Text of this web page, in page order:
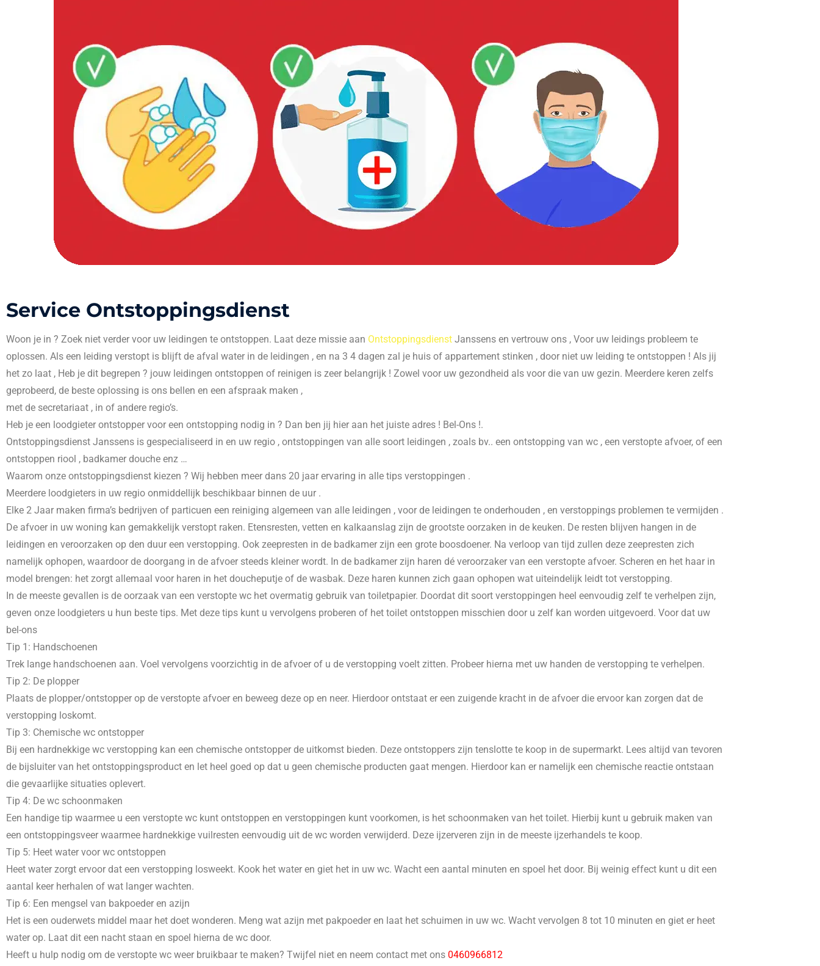
Service Ontstoppingsdienst
Woon je in ? Zoek niet verder voor uw leidingen te ontstoppen. Laat deze missie aan Ontstoppingsdienst Janssens en vertrouw ons , Voor uw leidings probleem te
oplossen. Als een leiding verstopt is blijft de afval water in de leidingen , en na 3 4 dagen zal je huis of appartement stinken , door niet uw leiding te ontstoppen ! Als jij
het zo laat , Heb je dit begrepen ? jouw leidingen ontstoppen of reinigen is zeer belangrijk ! Zowel voor uw gezondheid als voor die van uw gezin. Meerdere keren zelfs
geprobeerd, de beste oplossing is ons bellen en een afspraak maken ,
met de secretariaat , in of andere regio’s.
Heb je een loodgieter ontstopper voor een ontstopping nodig in ? Dan ben jij hier aan het juiste adres ! Bel-Ons !.
Ontstoppingsdienst Janssens is gespecialiseerd in en uw regio , ontstoppingen van alle soort leidingen , zoals bv.. een ontstopping van wc , een verstopte afvoer, of een
ontstoppen riool , badkamer douche enz …
Waarom onze ontstoppingsdienst kiezen ? Wij hebben meer dans 20 jaar ervaring in alle tips verstoppingen .
Meerdere loodgieters in uw regio onmiddellijk beschikbaar binnen de uur .
Elke 2 Jaar maken firma’s bedrijven of particuen een reiniging algemeen van alle leidingen , voor de leidingen te onderhouden , en verstoppings problemen te vermijden .
De afvoer in uw woning kan gemakkelijk verstopt raken. Etensresten, vetten en kalkaanslag zijn de grootste oorzaken in de keuken. De resten blijven hangen in de
leidingen en veroorzaken op den duur een verstopping. Ook zeepresten in de badkamer zijn een grote boosdoener. Na verloop van tijd zullen deze zeepresten zich
namelijk ophopen, waardoor de doorgang in de afvoer steeds kleiner wordt. In de badkamer zijn haren dé veroorzaker van een verstopte afvoer. Scheren en het haar in
model brengen: het zorgt allemaal voor haren in het doucheputje of de wasbak. Deze haren kunnen zich gaan ophopen wat uiteindelijk leidt tot verstopping.
In de meeste gevallen is de oorzaak van een verstopte wc het overmatig gebruik van toiletpapier. Doordat dit soort verstoppingen heel eenvoudig zelf te verhelpen zijn,
geven onze loodgieters u hun beste tips. Met deze tips kunt u vervolgens proberen of het toilet ontstoppen misschien door u zelf kan worden uitgevoerd. Voor dat uw
bel-ons
Tip 1: Handschoenen
Trek lange handschoenen aan. Voel vervolgens voorzichtig in de afvoer of u de verstopping voelt zitten. Probeer hierna met uw handen de verstopping te verhelpen.
Tip 2: De plopper
Plaats de plopper/ontstopper op de verstopte afvoer en beweeg deze op en neer. Hierdoor ontstaat er een zuigende kracht in de afvoer die ervoor kan zorgen dat de
verstopping loskomt.
Tip 3: Chemische wc ontstopper
Bij een hardnekkige wc verstopping kan een chemische ontstopper de uitkomst bieden. Deze ontstoppers zijn tenslotte te koop in de supermarkt. Lees altijd van tevoren
de bijsluiter van het ontstoppingsproduct en let heel goed op dat u geen chemische producten gaat mengen. Hierdoor kan er namelijk een chemische reactie ontstaan
die gevaarlijke situaties oplevert.
Tip 4: De wc schoonmaken
Een handige tip waarmee u een verstopte wc kunt ontstoppen en verstoppingen kunt voorkomen, is het schoonmaken van het toilet. Hierbij kunt u gebruik maken van
een ontstoppingsveer waarmee hardnekkige vuilresten eenvoudig uit de wc worden verwijderd. Deze ijzerveren zijn in de meeste ijzerhandels te koop.
Tip 5: Heet water voor wc ontstoppen
Heet water zorgt ervoor dat een verstopping losweekt. Kook het water en giet het in uw wc. Wacht een aantal minuten en spoel het door. Bij weinig effect kunt u dit een
aantal keer herhalen of wat langer wachten.
Tip 6: Een mengsel van bakpoeder en azijn
Het is een ouderwets middel maar het doet wonderen. Meng wat azijn met pakpoeder en laat het schuimen in uw wc. Wacht vervolgen 8 tot 10 minuten en giet er heet
water op. Laat dit een nacht staan en spoel hierna de wc door.
Heeft u hulp nodig om de verstopte wc weer bruikbaar te maken? Twijfel niet en neem contact met ons 0460966812